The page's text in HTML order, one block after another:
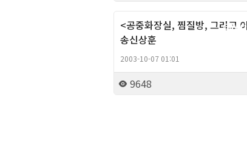
Gay
<공중화장실, 찜질방, 그리고
송신상훈
2003-10-07 01:01
9648